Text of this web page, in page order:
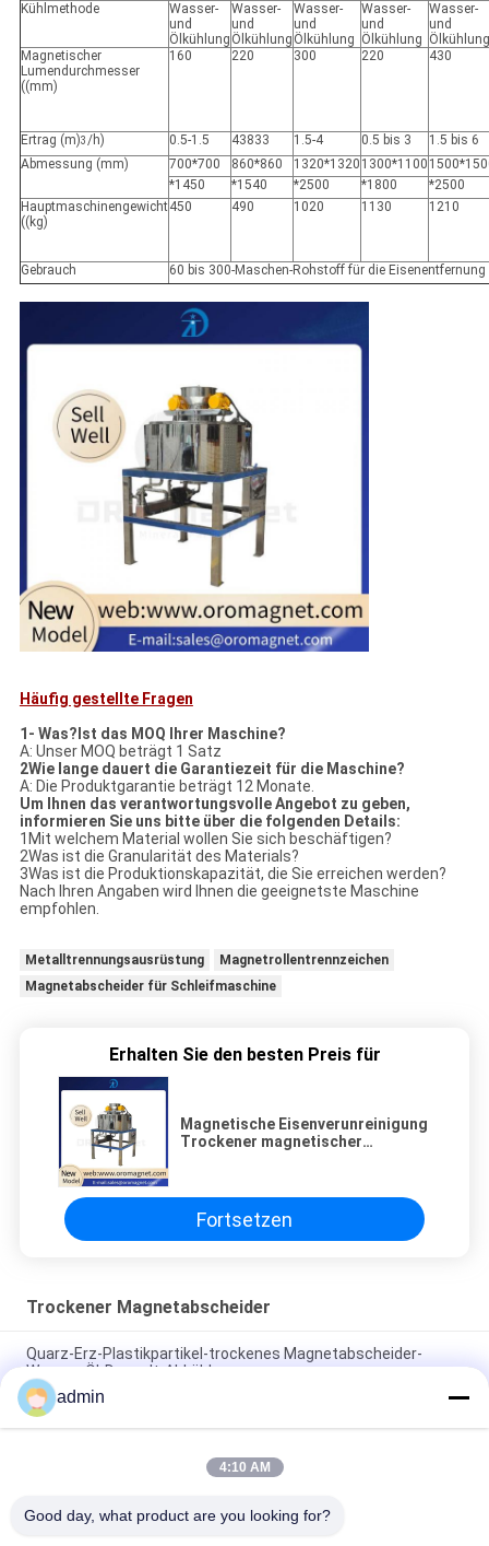
Kühlmethode
Wasser-
und
Ölkühlung
Wasser-
und
Ölkühlung
Wasser-
und
Ölkühlung
Wasser-
und
Ölkühlung
Wasser-
und
Ölkühlung
Magnetischer
Lumendurchmesser
((mm)
160 220 300 220 430
Ertrag (m)3/h) 0.5-1.5 43833 1.5-4 0.5 bis 3
1.5 bis 6
Abmessung (mm)
700*700 860*860 1320*1320 1300*1100
*1450
*1540 *2500 *1800
*2500
Hauptmaschinengewicht
((kg)
450 490 1020 1130 1210
Gebrauch 60 bis 300-Maschen-Rohstoff für die Eisenentfernung
Häufig gestellte Fragen
1- Was? Ist das MOQ Ihrer Maschine?
A: Unser MOQ beträgt 1 Satz
2Wie lange dauert die Garantiezeit für die Maschine?
A: Die Produktgarantie beträgt 12 Monate.
Um Ihnen das verantwortungsvolle Angebot zu geben,
informieren Sie uns bitte über die folgenden Details:
1Mit welchem Material wollen Sie sich beschäftigen?
2Was ist die Granularität des Materials?
3Was ist die Produktionskapazität, die Sie erreichen werden?
Nach Ihren Angaben wird Ihnen die geeignetste Maschine
empfohlen.
Metalltrennungsausrüstung
Magnetrollentrennzeichen
Magnetabscheider für Schleifmaschine
Erhalten Sie den besten Preis für
Magnetische Eisenverunreinigung
Trockener magnetischer
Fortsetzen
Trockener Magnetabscheider
Quarz-Erz-Plastikpartikel-trockenes Magnetabscheider-
Wasser-Öl-Doppelt-Abkühlen
2.5T Trockener hochintenser industrieller Magnetseparator
für Feinstaub
Pulverisieren Sie hohe Intensitäts-Magnetabscheider-
admin
4:10 AM
Good day, what product are you looking for?